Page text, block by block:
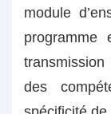
module
des